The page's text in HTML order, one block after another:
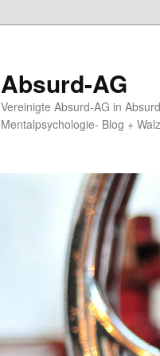
Absurd-AG
Vereinigte Absurd-AG in
Mentalpsychologie- Blog +